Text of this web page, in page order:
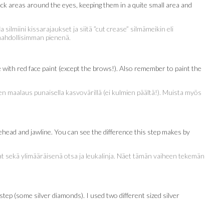
around the eyes, keeping them in a quite small area and
kissarajaukset ja siitä ”cut crease” silmämeikin eli
pienenä.
red face paint (except the brows!). Also remember to paint the
maalaus punaisella kasvovärillä (ei kulmien päältä!). Muista myös
and jawline. You can see the difference this step makes by
ylimääräisenä otsa ja leukalinja. Näet tämän vaiheen tekemän
(some silver diamonds). I used two different sized silver